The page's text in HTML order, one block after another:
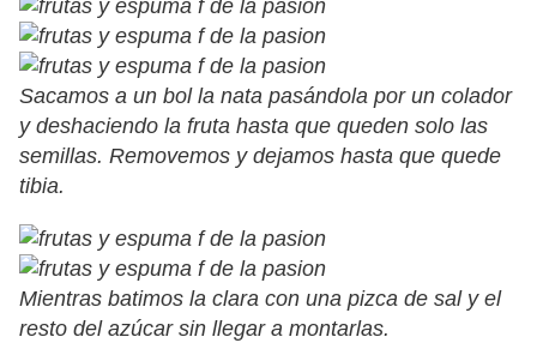
Sacamos a un bol la nata pasándola por un colador
y deshaciendo la fruta hasta que queden solo las
semillas. Removemos y dejamos hasta que quede
tibia.
Mientras batimos la clara con una pizca de sal y el
resto del azúcar sin llegar a montarlas.